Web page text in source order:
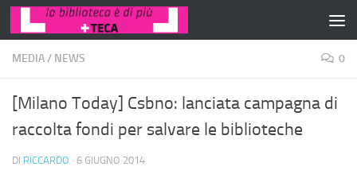
Salta al contenuto
MEDIA/ NEWS 0
[Milano Today] Csbno: lanciata campagna di
raccolta fondi per salvare le biblioteche
DI RICCARDO · 6 GIUGNO 2014